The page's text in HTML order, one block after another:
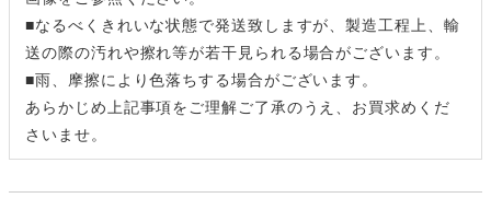
■なるべくきれいな状態で発送致しますが、製造工程上、輸
送の際の汚れや擦れ等が若干見られる場合がございます。
■雨、摩擦により色落ちする場合がございます。
あらかじめ上記事項をご理解ご了承のうえ、お買求めくだ
さいませ。